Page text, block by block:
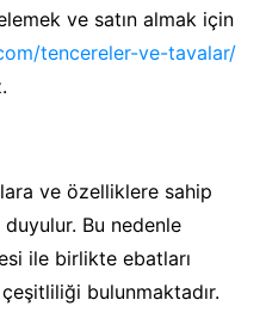
ve satın almak için
tencereler-ve-tavalar/
ve özelliklere sahip
Bu nedenle
ile birlikte ebatları
bulunmaktadır.